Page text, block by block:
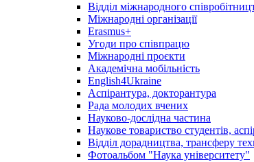
Відділ міжнародного
Міжнародні організації
Erasmus+
Угоди про співпрацю
Міжнародні проєкти
Академічна мобільність
English4Ukraine
Аспірантура, докторантура
Рада молодих вчених
Науково-дослідна частина
Наукове товариство студентів,
Відділ дорадництва, трансферу
Фотоальбом "Наука університету"